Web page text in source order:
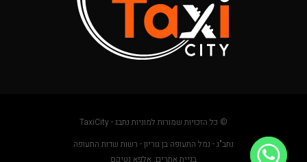
© כל הזכויות שמורות למוניות נתבג - TaxiCity
נתב"ג - נמל התעופה בן גוריון - רשות שדות התעופה
בניית אתרים: אלפא נטיקס